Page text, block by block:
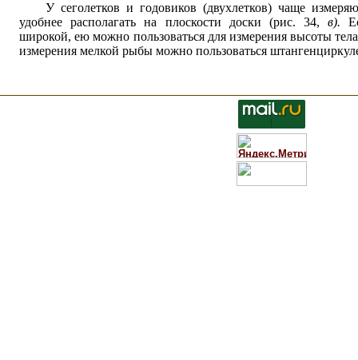
У сеголетков и годовиков (двухлетков) чаще
удобнее располагать на плоскости доски (рис. 34,в).
широкой, ею можно пользоваться для измерения высоты
измерения мелкой рыбы можно пользоваться